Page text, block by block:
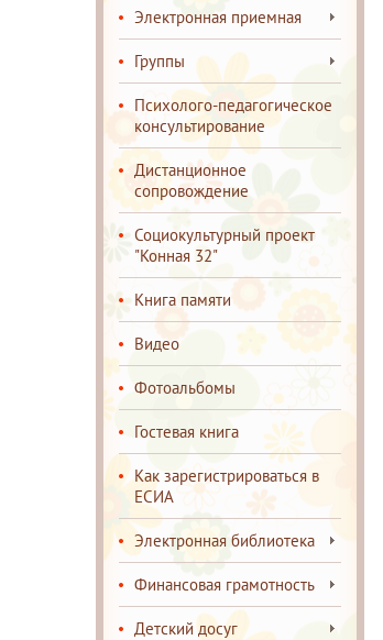
Электронная приемная
Группы
Психолого-педагогическое
консультирование
Дистанционное
сопровождение
Социокультурный проект
"Конная 32"
Книга памяти
Видео
Фотоальбомы
Гостевая книга
Как зарегистрироваться в
ЕСИА
Электронная библиотека
Финансовая грамотность
Детский досуг